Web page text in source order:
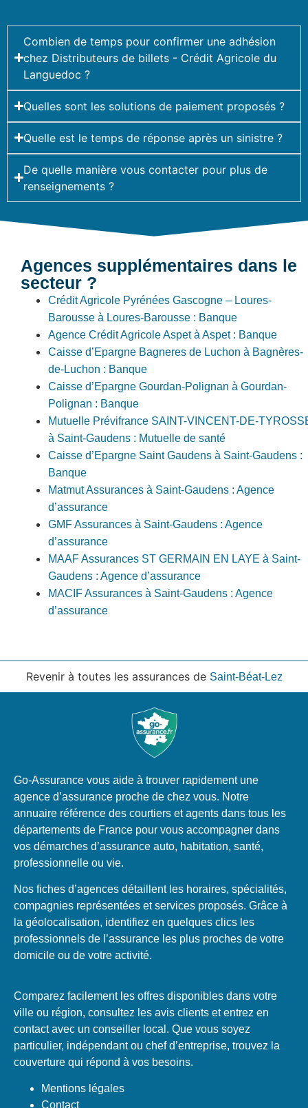
Combien de temps pour confirmer une adhésion
chez Distributeurs de billets - Crédit Agricole du
Languedoc ?
Quelles sont les solutions de paiement proposés ?
Quelle est le temps de réponse après un sinistre ?
De quelle manière vous contacter pour plus de
renseignements ?
Agences supplémentaires dans le
secteur ?
Crédit Agricole Pyrénées Gascogne – Loures-
Barousse à Loures-Barousse : Banque
Agence Crédit Agricole Aspet à Aspet : Banque
Caisse d’Epargne Bagneres de Luchon à Bagnères-
de-Luchon : Banque
Caisse d’Epargne Gourdan-Polignan à Gourdan-
Polignan : Banque
Mutuelle Prévifrance SAINT-VINCENT-DE-
à Saint-Gaudens : Mutuelle de santé
Caisse d’Epargne Saint Gaudens à Saint-Gaudens :
Banque
Matmut Assurances à Saint-Gaudens : Agence
d’assurance
GMF Assurances à Saint-Gaudens : Agence
d’assurance
MAAF Assurances ST GERMAIN EN LAYE à Saint-
Gaudens : Agence d’assurance
MACIF Assurances à Saint-Gaudens : Agence
d’assurance
Revenir à toutes les assurances de Saint-Béat-Lez
Go-Assurance vous aide à trouver rapidement une
agence d’assurance proche de chez vous. Notre
annuaire référence des courtiers et agents dans tous les
départements de France pour vous accompagner dans
vos démarches d’assurance auto, habitation, santé,
professionnelle ou vie.
Nos fiches d’agences détaillent les horaires, spécialités,
compagnies représentées et services proposés. Grâce à
la géolocalisation, identifiez en quelques clics les
professionnels de l’assurance les plus proches de votre
domicile ou de votre activité.
Comparez facilement les offres disponibles dans votre
ville ou région, consultez les avis clients et entrez en
contact avec un conseiller local. Que vous soyez
particulier, indépendant ou chef d’entreprise, trouvez la
couverture qui répond à vos besoins.
Mentions légales
Contact